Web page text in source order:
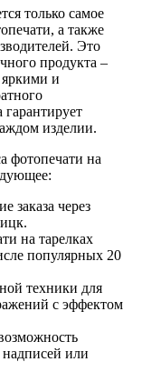
только самое
а также
Это
продукта –
и
изделии.
фотопечати на
заказа через
на тарелках
популярных 20
техники для
с эффектом
или